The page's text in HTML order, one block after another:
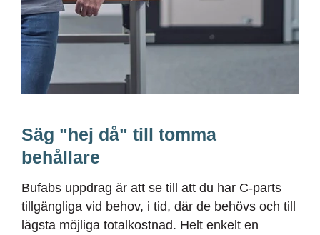
Säg "hej då" till tomma
behållare
Bufabs uppdrag är att se till att du har C-parts
tillgängliga vid behov, i tid, där de behövs och till
lägsta möjliga totalkostnad. Helt enkelt en